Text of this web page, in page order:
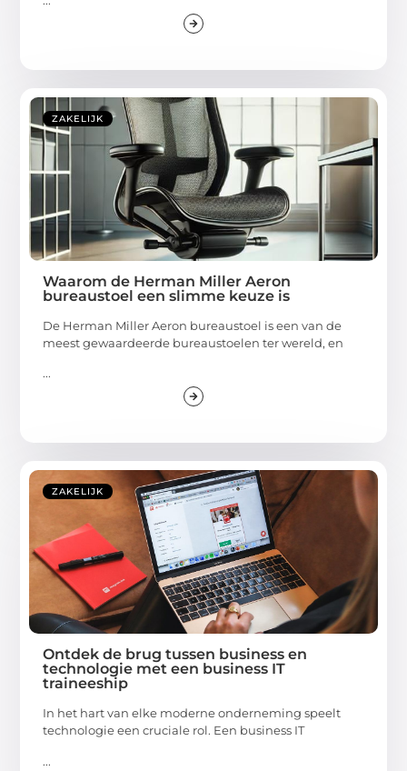
ZAKELIJK
Waarom de Herman Miller Aeron
bureaustoel een slimme keuze is
De Herman Miller Aeron bureaustoel is een van de
meest gewaardeerde bureaustoelen ter wereld, en
...
ZAKELIJK
Ontdek de brug tussen business en
technologie met een business IT
traineeship
In het hart van elke moderne onderneming speelt
technologie een cruciale rol. Een business IT
...